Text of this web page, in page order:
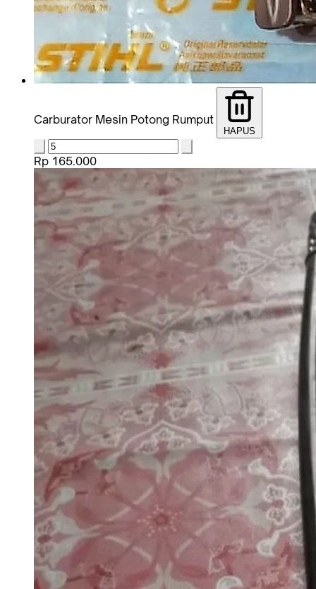
Carburator Mesin Potong Rumput
HAPUS
Rp 165.000